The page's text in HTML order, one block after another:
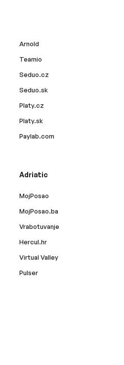
Arnold
Teamio
Seduo.cz
Seduo.sk
Platy.cz
Platy.sk
Paylab.com
Adriatic
MojPosao
MojPosao.ba
Vrabotuvanje
Hercul.hr
Virtual Valley
Pulser